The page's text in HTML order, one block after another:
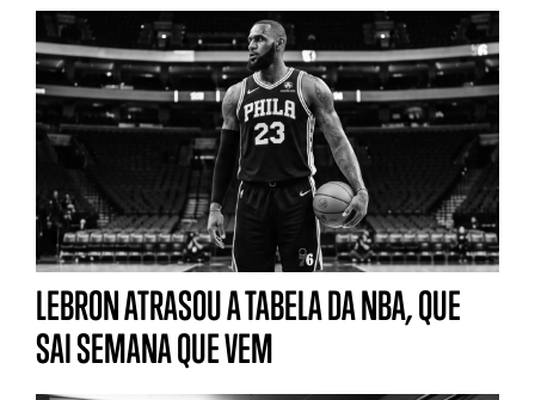
LEBRON ATRASOU A TABELA DA NBA, QUE
SAI SEMANA QUE VEM